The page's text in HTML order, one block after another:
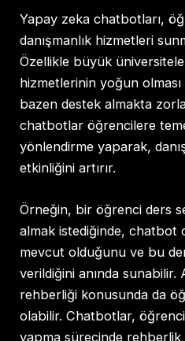
Yapay zeka chatbotları,
danışmanlık hizmetleri
Özellikle büyük
hizmetlerinin yoğun
bazen destek almakta
chatbotlar öğrencilere
yönlendirme yaparak,
etkinliğini artırır.
Örneğin, bir öğrenci ders
almak istediğinde, chatbot
mevcut olduğunu ve bu
verildiğini anında sunabilir.
rehberliği konusunda da
olabilir. Chatbotlar,
yapma sürecinde rehberlik